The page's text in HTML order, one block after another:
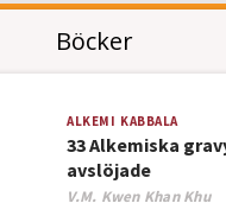
Böcker
ALKEMI KABBALA
33 Alkemiska
avslöjade
Author
V.M. Kwen Khan Khu